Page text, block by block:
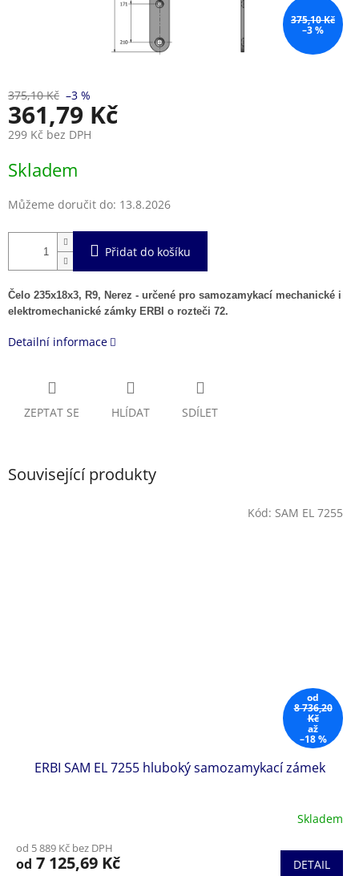
375,10 Kč
–3 %
375,10 Kč –3 %
361,79 Kč
299 Kč bez DPH
cena:
Skladem
Můžeme doručit do: 13.8.2026
Přidat do košíku
Čelo 235x18x3, R9, Nerez - určené pro samozamykací mechanické i
elektromechanické zámky ERBI o rozteči 72.
Detailní informace
ZEPTAT SE HLÍDAT SDÍLET
Související produkty
od
8 736,20
Kč
až
–18 %
ERBI SAM EL 7255 hluboký samozamykací zámek
Skladem
od 5 889 Kč bez DPH
od 7 125,69 Kč DETAIL
Kód: SAM EL 7255